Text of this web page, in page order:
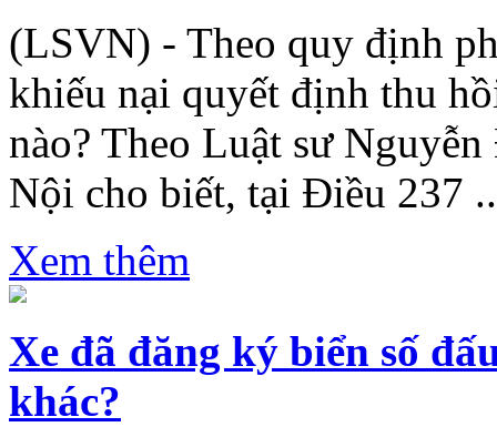
(LSVN) - Theo quy định
khiếu nại quyết định thu
nào? Theo Luật sư
Nội cho biết, tại Điều 237
Xem thêm
Xe đã đăng ký biển số
khác?